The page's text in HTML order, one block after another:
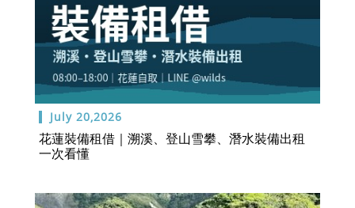
July 20,2026
花蓮裝備租借｜溯溪、登山雪攀、潛水裝備出租
一次看懂